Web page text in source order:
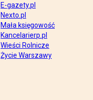
E-gazety.pl
Nexto.pl
Mała księgowość
Kancelarierp.pl
Wieści Rolnicze
Życie Warszawy